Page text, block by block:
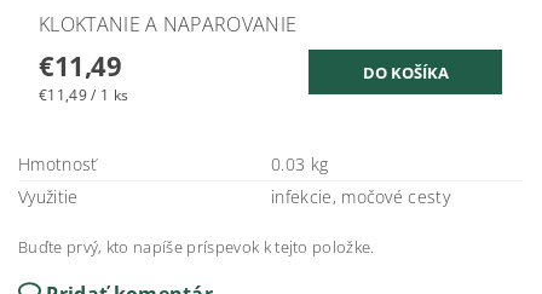
KLOKTANIE A NAPAROVANIE
€11,49
€11,49 / 1 ks
Hmotnosť
0.03 kg
Využitie
infekcie, močové cesty
Buďte prvý, kto napíše príspevok k tejto položke.